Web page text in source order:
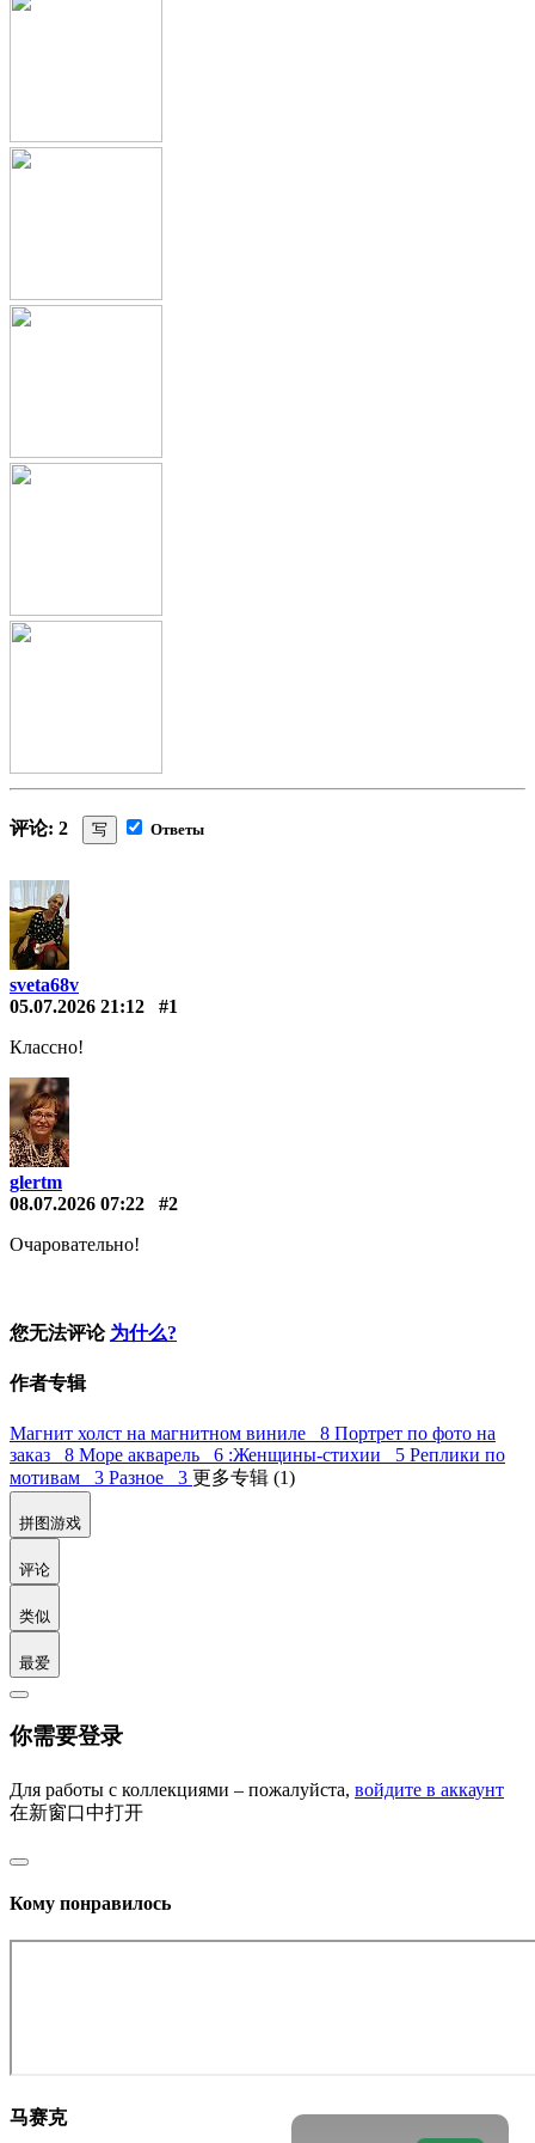
评论: 2 写 Ответы
sveta68v
05.07.2026 21:12
#1
Классно!
glertm
08.07.2026 07:22
#2
Очаровательно!
您无法评论 为什么?
作者专辑
Магнит холст на магнитном виниле 8 Портрет по фото на
заказ 8 Море акварель 6 :Женщины-стихии 5 Реплики по
мотивам 3 Разное 3 更多专辑 (1)
拼图游戏
评论
类似
最爱
你需要登录
Для работы с коллекциями – пожалуйста, войдите в аккаунт
在新窗口中打开
Кому понравилось
马赛克